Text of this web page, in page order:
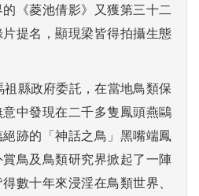
《菱池倩影》又獲第三十二
提名，顯現梁皆得拍攝生態
縣政府委託，在當地鳥類保
中發現在二千多隻鳳頭燕鷗
跡的「神話之鳥」黑嘴端鳳
鳥及鳥類研究界掀起了一陣
數十年來浸淫在鳥類世界、